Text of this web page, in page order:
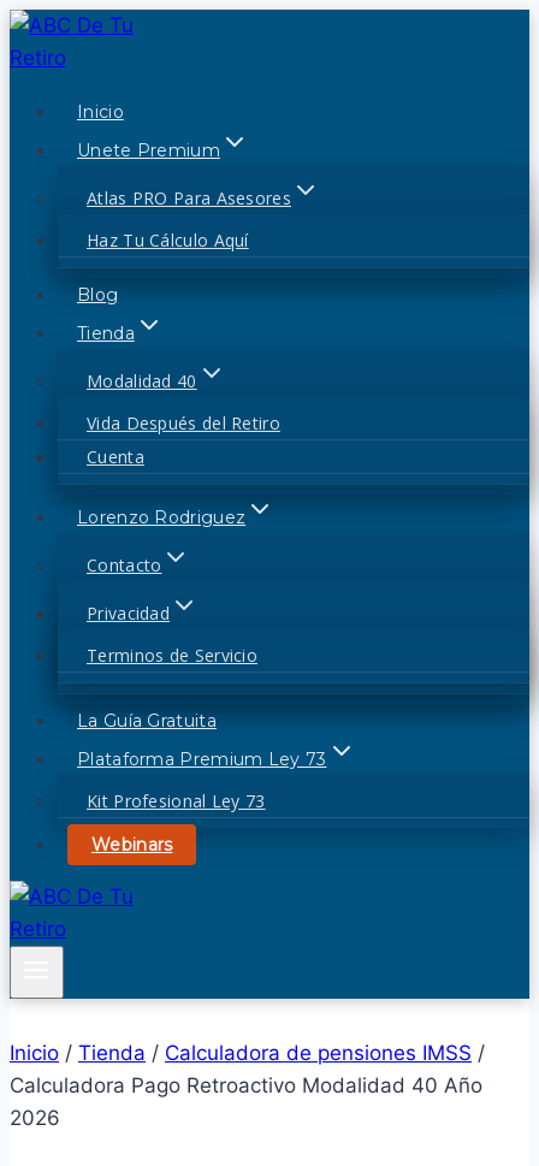
Saltar
al
Inicio
Unete Premium
Atlas PRO Para Asesores
Haz Tu Cálculo Aquí
Blog
Tienda
Modalidad 40
Vida Después del Retiro
Cuenta
Lorenzo Rodriguez
Contacto
Privacidad
Terminos de Servicio
La Guía Gratuita
Plataforma Premium Ley 73
Kit Profesional Ley 73
Webinars
Inicio / Tienda / Calculadora de pensiones IMSS /
Calculadora Pago Retroactivo Modalidad 40 Año
2026